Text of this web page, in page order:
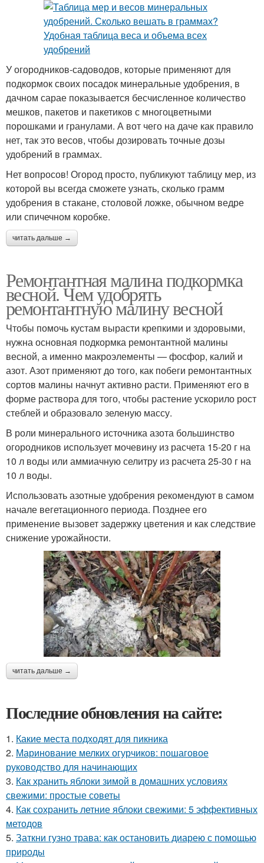
У огородников-садоводов, которые применяют для
подкормок своих посадок минеральные удобрения, в
дачном сарае показывается бесчисленное количество
мешков, пакетов и пакетиков с многоцветными
порошками и гранулами. А вот чего на даче как правило
нет, так это весов, чтобы дозировать точные дозы
удобрений в граммах.
Нет вопросов! Огород просто, публикуют таблицу мер, из
которой вы всегда сможете узнать, сколько грамм
удобрения в стакане, столовой ложке, обычном ведре
или спичечном коробке.
читать дальше →
Ремонтантная малина подкормка
весной. Чем удобрять
ремонтантную малину весной
Чтобы помочь кустам вырасти крепкими и здоровыми,
нужна основная подкормка ремонтантной малины
весной, а именно макроэлементы — фосфор, калий и
азот. Азот применяют до того, как побеги ремонтантных
сортов малины начнут активно расти. Применяют его в
форме раствора для того, чтобы растение ускорило рост
стеблей и образовало зеленую массу.
В роли минерального источника азота большинство
огородников использует мочевину из расчета 15-20 г на
10 л воды или аммиачную селитру из расчета 25-30 г на
10 л воды.
Использовать азотные удобрения рекомендуют в самом
начале вегетационного периода. Позднее его
применение вызовет задержку цветения и как следствие
снижение урожайности.
читать дальше →
Последние обновления на сайте:
1. Какие места подходят для пикника
2. Маринование мелких огурчиков: пошаговое
руководство для начинающих
3. Как хранить яблоки зимой в домашних условиях
свежими: простые советы
4. Как сохранить летние яблоки свежими: 5 эффективных
методов
5. Заткни гузно трава: как остановить диарею с помощью
природы